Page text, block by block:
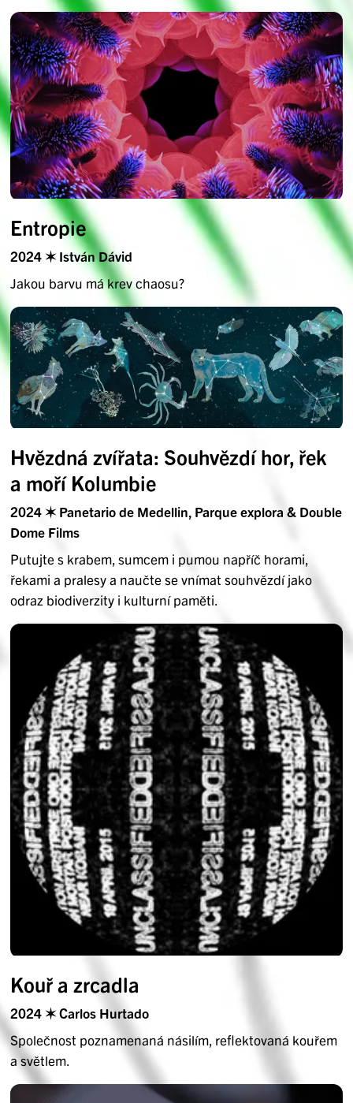
Entropie
2024 ✶ István Dávid
Jakou barvu má krev chaosu?
Hvězdná zvířata: Souhvězdí hor, řek
a moří Kolumbie
2024 ✶ Panetario de Medellin, Parque explora & Double
Dome Films
Putujte s krabem, sumcem i pumou napříč horami,
řekami a pralesy a naučte se vnímat souhvězdí jako
odraz biodiverzity i kulturní paměti.
Kouř a zrcadla
2024 ✶ Carlos Hurtado
Společnost poznamenaná násilím, reflektovaná kouřem
a světlem.